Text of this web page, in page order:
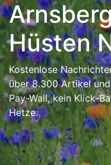
springen
Skip
to
content
Hüsten
Kostenlose
über 8.300 Artikel
Pay-Wall, kein Klick-
Hetze.